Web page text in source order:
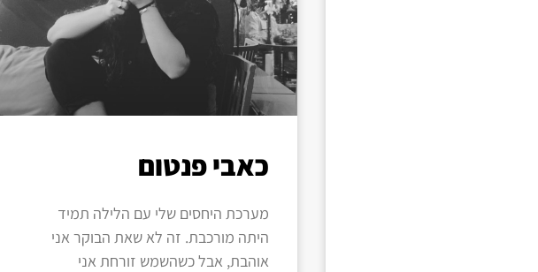
כאבי פנטום
מערכת היחסים שלי עם הלילה תמיד
היתה מורכבת. זה לא שאת הבוקר אני
אוהבת, אבל כשהשמש זורחת אני